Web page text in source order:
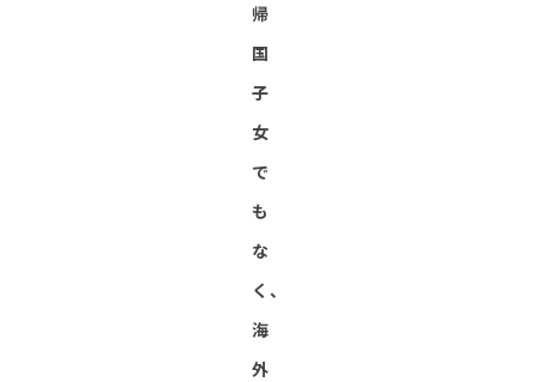
帰
国
子
女
で
も
な
く、
海
外